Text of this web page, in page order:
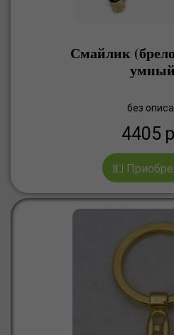
Смайлик
без
4405
💵